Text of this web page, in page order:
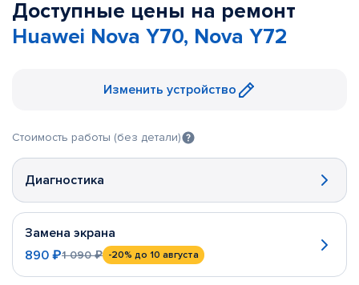
Доступные цены на ремонт
Huawei Nova Y70, Nova Y72
Изменить устройство
Стоимость работы (без детали)
Диагностика
Замена экрана
890 ₽1 090 ₽ -20% до 10 августа